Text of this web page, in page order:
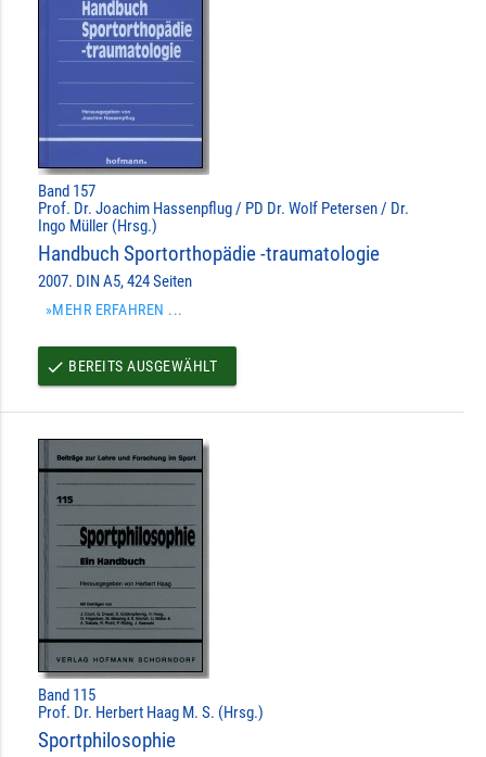
Band 157
Prof. Dr. Joachim Hassenpflug / PD Dr. Wolf Petersen / Dr.
Ingo Müller (Hrsg.)
Handbuch Sportorthopädie -traumatologie
2007. DIN A5, 424 Seiten
»MEHR ERFAHREN ...
done BEREITS AUSGEWÄHLT
Band 115
Prof. Dr. Herbert Haag M. S. (Hrsg.)
Sportphilosophie